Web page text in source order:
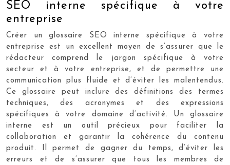
SEO interne spécifique à votre
entreprise
Créer un glossaire SEO interne spécifique à votre
entreprise est un excellent moyen de s’assurer que le
rédacteur comprend le jargon spécifique à votre
secteur et à votre entreprise, et de permettre une
communication plus fluide et d’éviter les malentendus.
Ce glossaire peut inclure des définitions des termes
techniques, des acronymes et des expressions
spécifiques à votre domaine d’activité. Un glossaire
interne est un outil précieux pour faciliter la
collaboration et garantir la cohérence du contenu
produit. Il permet de gagner du temps, d’éviter les
erreurs et de s’assurer que tous les membres de